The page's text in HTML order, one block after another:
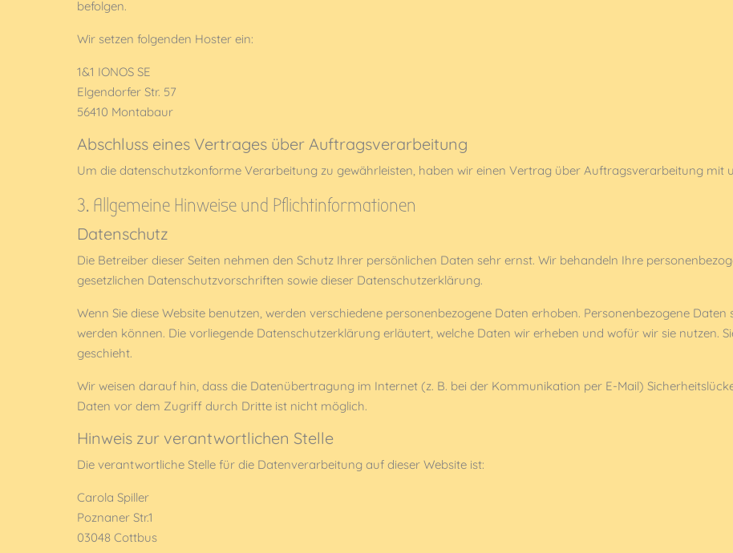
befolgen.
Wir setzen folgenden Hoster ein:
1&1 IONOS SE
Elgendorfer Str. 57
56410 Montabaur
Abschluss eines Vertrages über Auftragsverarbeitung
Um die datenschutzkonforme Verarbeitung zu gewährleisten, haben wir einen Vertrag über Auftragsverarbeitung mit
3. Allgemeine Hinweise und Pflicht­informationen
Datenschutz
Die Betreiber dieser Seiten nehmen den Schutz Ihrer persönlichen Daten sehr ernst. Wir behandeln Ihre
gesetzlichen Datenschutzvorschriften sowie dieser Datenschutzerklärung.
Wenn Sie diese Website benutzen, werden verschiedene personenbezogene Daten erhoben. Personenbezogene
werden können. Die vorliegende Datenschutzerklärung erläutert, welche Daten wir erheben und wofür wir sie nutzen.
geschieht.
Wir weisen darauf hin, dass die Datenübertragung im Internet (z. B. bei der Kommunikation per E-Mail)
Daten vor dem Zugriff durch Dritte ist nicht möglich.
Hinweis zur verantwortlichen Stelle
Die verantwortliche Stelle für die Datenverarbeitung auf dieser Website ist:
Carola Spiller
Poznaner Str.1
03048 Cottbus